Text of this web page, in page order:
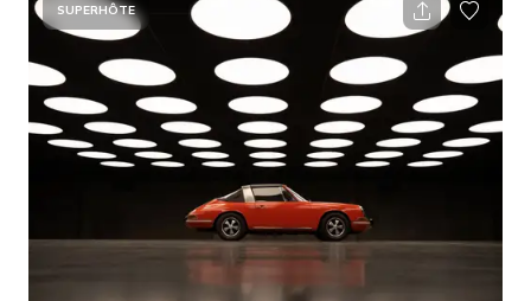
heures sur place, taille de l'équipe, contenu et nombre de
zones utilisées). Le tarif proposé dans cette annonce est une
estimation basée sur un impact minimal et une petite équipe
pour un tournage
SUPERHÔTE